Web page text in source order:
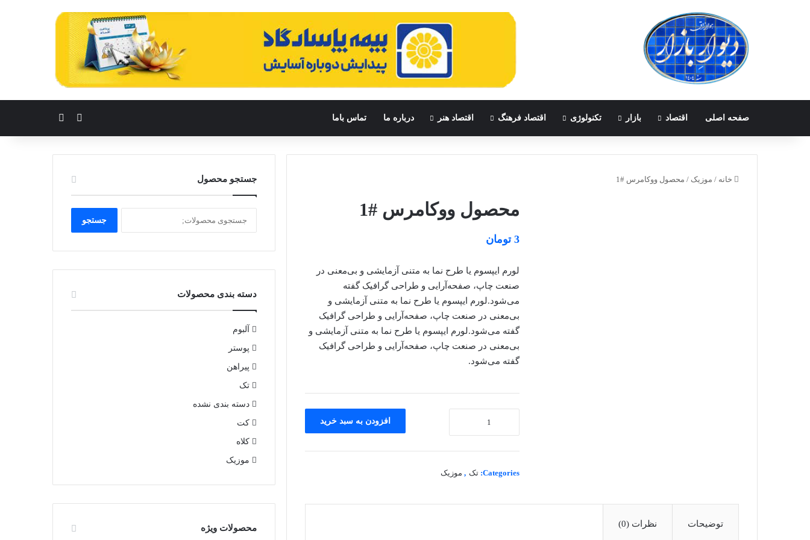
صفحه اصلی اقتصاد بازار تکنولوژی اقتصاد فرهنگ اقتصاد هنر درباره ما تماس باما تغییر پوسته
خانه / موزیک / محصول ووکامرس #1
محصول ووکامرس #1
3 تومان
لورم ایپسوم یا طرح‌ نما به متنی آزمایشی و بی‌معنی در
صنعت چاپ، صفحه‌آرایی و طراحی گرافیک گفته
می‌شود.لورم ایپسوم یا طرح‌ نما به متنی آزمایشی و
بی‌معنی در صنعت چاپ، صفحه‌آرایی و طراحی گرافیک
گفته می‌شود.لورم ایپسوم یا طرح‌ نما به متنی آزمایشی و
بی‌معنی در صنعت چاپ، صفحه‌آرایی و طراحی گرافیک
گفته می‌شود.
ووکامرس
عدد
افزودن به سبد خرید
Categories: تک , موزیک
توضیحات نظرات (0)
جستجو محصول
برای:
جستجو
دسته بندی محصولات
آلبوم
پوستر
پیراهن
تک
دسته بندی نشده
کت
کلاه
موزیک
محصولات ویژه